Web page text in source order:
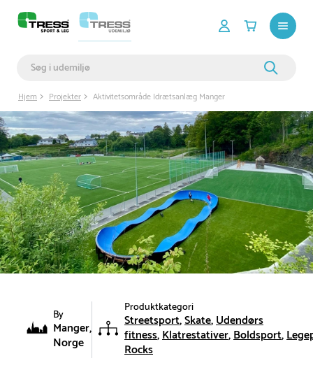
Hjem Projekter Aktivitetsområde Idrætsanlæg Manger
By
Manger,
Norge
Produktkategori
Streetsport Skate Udendørs
fitness Klatrestativer Boldsport
Rocks